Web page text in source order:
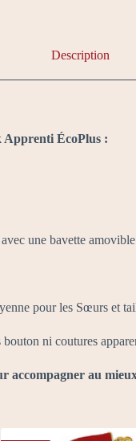
Description
Apprenti ÉcoPlus :
une bavette
pour les Sœurs et
ni coutures
accompagner au